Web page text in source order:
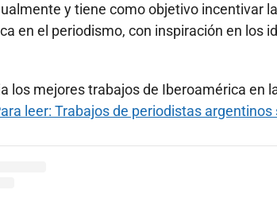
y tiene como objetivo incentivar
en el periodismo, con inspiración en los
los mejores trabajos de Iberoamérica en
leer: Trabajos de periodistas